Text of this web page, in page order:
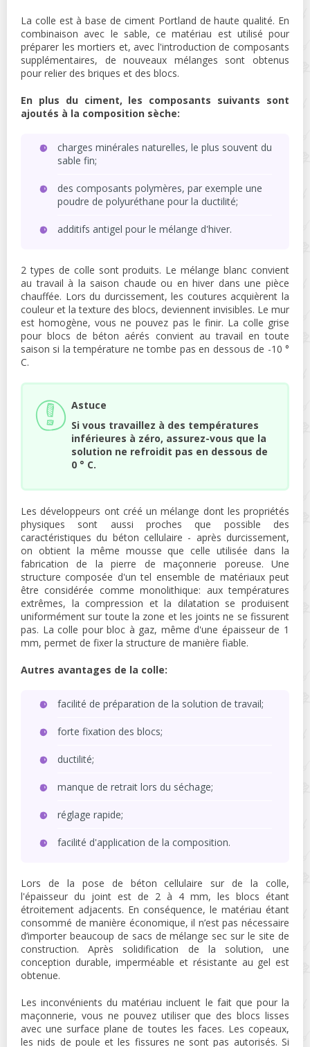
La colle est à base de ciment Portland de haute qualité. En
combinaison avec le sable, ce matériau est utilisé pour
préparer les mortiers et, avec l'introduction de composants
supplémentaires, de nouveaux mélanges sont obtenus
pour relier des briques et des blocs.
En plus du ciment, les composants suivants sont
ajoutés à la composition sèche:
charges minérales naturelles, le plus souvent du
sable fin;
des composants polymères, par exemple une
poudre de polyuréthane pour la ductilité;
additifs antigel pour le mélange d'hiver.
2 types de colle sont produits. Le mélange blanc convient
au travail à la saison chaude ou en hiver dans une pièce
chauffée. Lors du durcissement, les coutures acquièrent la
couleur et la texture des blocs, deviennent invisibles. Le mur
est homogène, vous ne pouvez pas le finir. La colle grise
pour blocs de béton aérés convient au travail en toute
saison si la température ne tombe pas en dessous de -10 °
C.
Astuce
Si vous travaillez à des températures
inférieures à zéro, assurez-vous que la
solution ne refroidit pas en dessous de
0 ° C.
Les développeurs ont créé un mélange dont les propriétés
physiques sont aussi proches que possible des
caractéristiques du béton cellulaire - après durcissement,
on obtient la même mousse que celle utilisée dans la
fabrication de la pierre de maçonnerie poreuse. Une
structure composée d'un tel ensemble de matériaux peut
être considérée comme monolithique: aux températures
extrêmes, la compression et la dilatation se produisent
uniformément sur toute la zone et les joints ne se fissurent
pas. La colle pour bloc à gaz, même d'une épaisseur de 1
mm, permet de fixer la structure de manière fiable.
Autres avantages de la colle:
facilité de préparation de la solution de travail;
forte fixation des blocs;
ductilité;
manque de retrait lors du séchage;
réglage rapide;
facilité d'application de la composition.
Lors de la pose de béton cellulaire sur de la colle,
l'épaisseur du joint est de 2 à 4 mm, les blocs étant
étroitement adjacents. En conséquence, le matériau étant
consommé de manière économique, il n’est pas nécessaire
d’importer beaucoup de sacs de mélange sec sur le site de
construction. Après solidification de la solution, une
conception durable, imperméable et résistante au gel est
obtenue.
Les inconvénients du matériau incluent le fait que pour la
maçonnerie, vous ne pouvez utiliser que des blocs lisses
avec une surface plane de toutes les faces. Les copeaux,
les nids de poule et les fissures ne sont pas autorisés. Si